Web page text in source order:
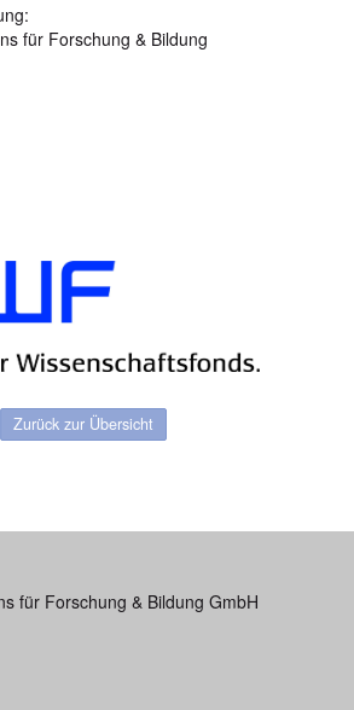
für Forschung & Bildung
Zurück zur Übersicht
für Forschung & Bildung GmbH